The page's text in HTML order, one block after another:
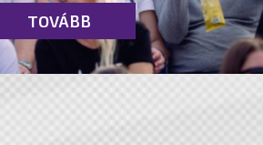
TOVÁBB